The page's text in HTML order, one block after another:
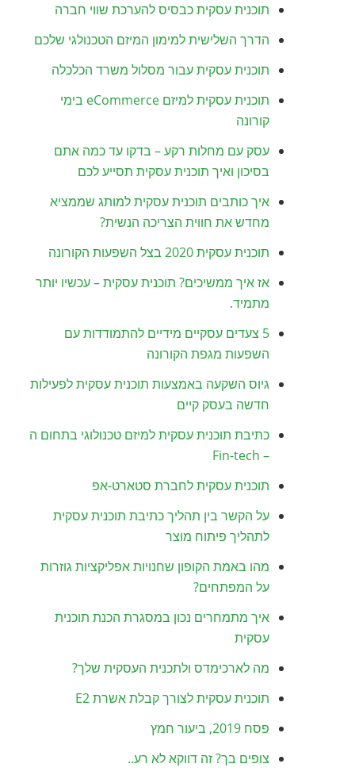
תוכנית עסקית כבסיס להערכת שווי חברה
הדרך השלישית למימון המיזם הטכנולגי שלכם
תוכנית עסקית עבור מסלול משרד הכלכלה
תוכנית עסקית למיזם eCommerce בימי
קורונה
עסק עם מחלות רקע – בדקו עד כמה אתם
בסיכון ואיך תוכנית עסקית תסייע לכם
איך כותבים תוכנית עסקית למותג שממציא
מחדש את חווית הצריכה הנשית?
תוכנית עסקית 2020 בצל השפעות הקורונה
אז איך ממשיכים? תוכנית עסקית – עכשיו יותר
מתמיד.
5 צעדים עסקיים מידיים להתמודדות עם
השפעות מגפת הקורונה
גיוס השקעה באמצעות תוכנית עסקית לפעילות
חדשה בעסק קיים
כתיבת תוכנית עסקית למיזם טכנולוגי בתחום ה
– Fin-tech
תוכנית עסקית לחברת סטארט-אפ
על הקשר בין תהליך כתיבת תוכנית עסקית
לתהליך פיתוח מוצר
מהו באמת הקופון שחנויות אפליקציות גוזרות
על המפתחים?
איך מתמחרים נכון במסגרת הכנת תוכנית
עסקית
מה לארכימדס ולתכנית העסקית שלך?
תוכנית עסקית לצורך קבלת אשרת E2
פסח 2019, ביעור חמץ
צופים בך? זה דווקא לא רע..